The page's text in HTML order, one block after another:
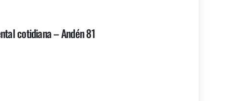
cotidiana – Andén 81